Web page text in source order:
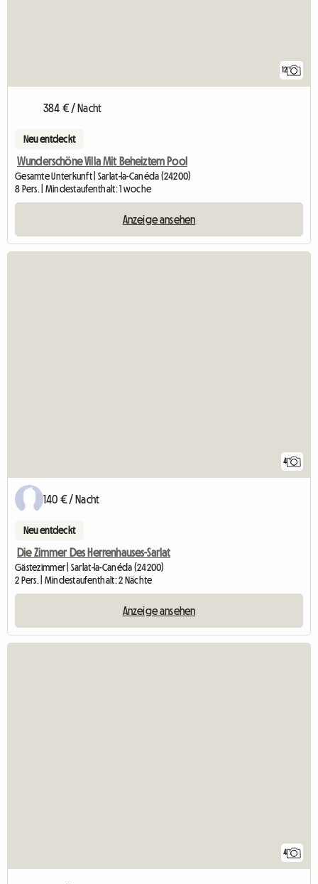
12
384 € / Nacht
Neu entdeckt
Wunderschöne Villa Mit Beheiztem Pool
Gesamte Unterkunft | Sarlat-la-Canéda (24200)
8 Pers. | Mindestaufenthalt: 1 woche
Anzeige ansehen
4
140 € / Nacht
Neu entdeckt
Die Zimmer Des Herrenhauses-Sarlat
Gästezimmer | Sarlat-la-Canéda (24200)
2 Pers. | Mindestaufenthalt: 2 Nächte
Anzeige ansehen
4